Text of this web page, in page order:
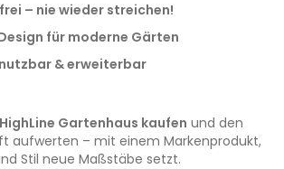
– nie wieder streichen!
für moderne Gärten
& erweiterbar
HighLine Gartenhaus kaufen und den
aufwerten – mit einem Markenprodukt,
Stil neue Maßstäbe setzt.